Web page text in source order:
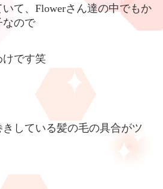
て、 Flowerさん達の中でもか
なので
です笑
きしている髪の毛の具合がツ